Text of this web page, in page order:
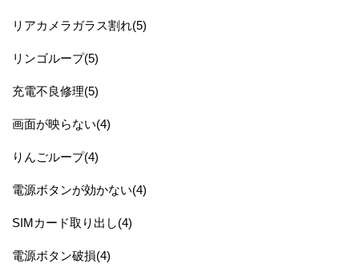
リアカメラガラス割れ(5)
リンゴループ(5)
充電不良修理(5)
画面が映らない(4)
りんごループ(4)
電源ボタンが効かない(4)
SIMカード取り出し(4)
電源ボタン破損(4)